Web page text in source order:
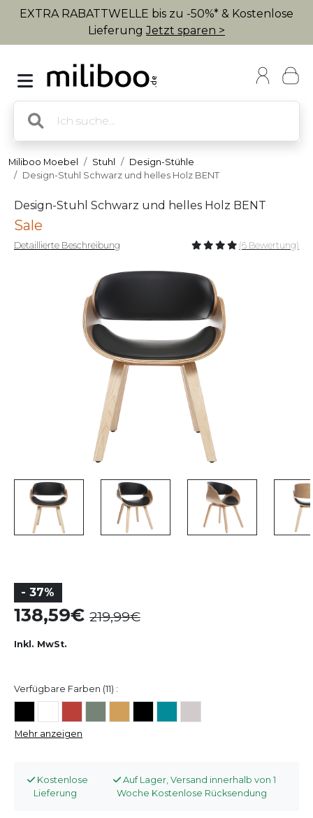
EXTRA RABATTWELLE bis zu -50%* & Kostenlose
LieferungJetzt sparen >
Miliboo Moebel Stuhl
Design-Stühle
Design-Stuhl Schwarz und helles Holz BENT
Design-Stuhl Schwarz und helles Holz BENT
Sale
Detaillierte Beschreibung (6 Bewertung)
- 37%
138,59 219,99
Inkl. MwSt.
Verfügbare Farben (11) :
Mehr anzeigen
Kostenlose
Lieferung
Auf Lager, Versand innerhalb von 1
Woche Kostenlose Rücksendung